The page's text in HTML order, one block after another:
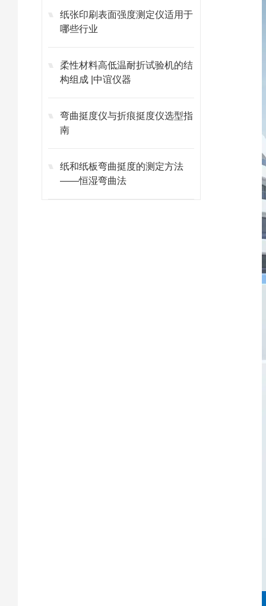
纸张印刷表面强度测定仪适用于
哪些行业
柔性材料高低温耐折试验机的结
构组成 |中谊仪器
弯曲挺度仪与折痕挺度仪选型指
南
纸和纸板弯曲挺度的测定方法
——恒湿弯曲法